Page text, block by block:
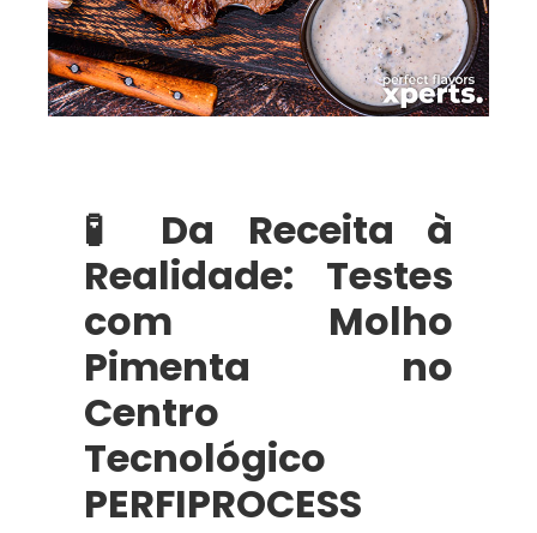
🧪 Da Receita à
Realidade: Testes
com Molho
Pimenta no
Centro
Tecnológico
PERFIPROCESS